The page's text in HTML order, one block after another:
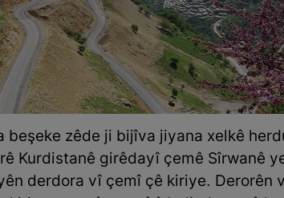
beşeke zêde ji bijîva jiyana xelkê
Kurdistanê girêdayî çemê Sîrwanê
derdora vî çemî çê kiriye. Derorên